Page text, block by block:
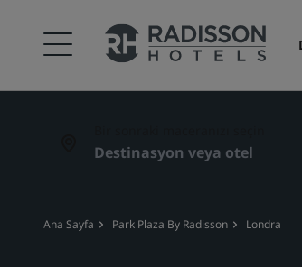
Ana Sayfa Park Plaza By Radisson Londra